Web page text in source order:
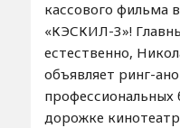
кассового фильма
«КЭСКИЛ-3»!
естественно,
объявляет ринг-
профессиональных
дорожке